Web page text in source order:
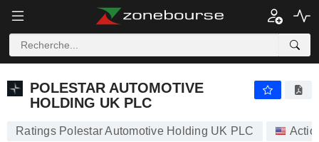
POLESTAR AUTOMOTIVE
HOLDING UK PLC
Ratings Polestar Automotive Holding UK PLC